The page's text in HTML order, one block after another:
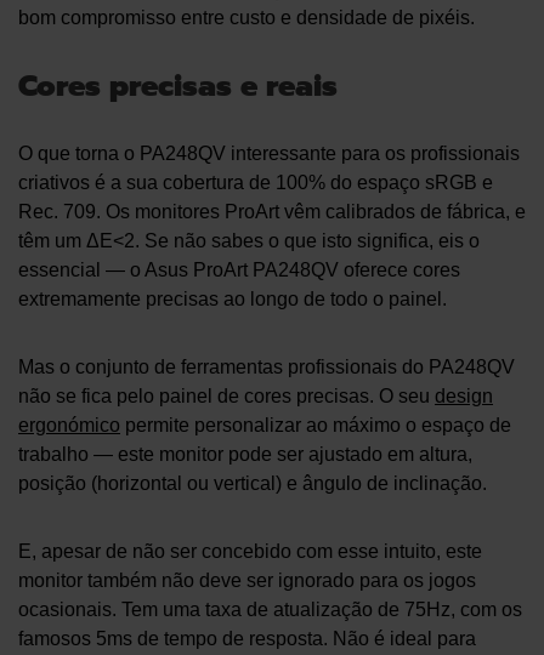
bom compromisso entre custo e densidade de pixéis.
Cores precisas e reais
O que torna o PA248QV interessante para os profissionais
criativos é a sua cobertura de 100% do espaço sRGB e
Rec. 709. Os monitores ProArt vêm calibrados de fábrica, e
têm um ΔE<2. Se não sabes o que isto significa, eis o
essencial — o Asus ProArt PA248QV oferece cores
extremamente precisas ao longo de todo o painel.
Mas o conjunto de ferramentas profissionais do PA248QV
não se fica pelo painel de cores precisas. O seu design
ergonómico permite personalizar ao máximo o espaço de
trabalho — este monitor pode ser ajustado em altura,
posição (horizontal ou vertical) e ângulo de inclinação.
E, apesar de não ser concebido com esse intuito, este
monitor também não deve ser ignorado para os jogos
ocasionais. Tem uma taxa de atualização de 75Hz, com os
famosos 5ms de tempo de resposta. Não é ideal para